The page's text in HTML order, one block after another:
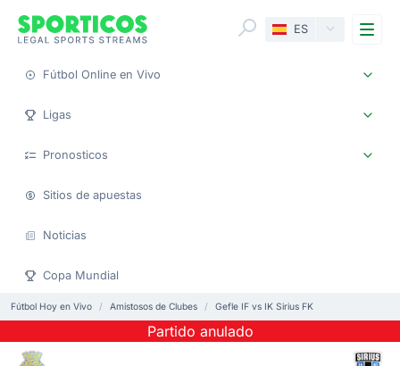
ES
Fútbol Online en Vivo
Ligas
Pronosticos
Sitios de apuestas
Noticias
Copa Mundial
Fútbol Hoy en Vivo Amistosos de Clubes Gefle IF vs IK Sirius FK
Partido anulado